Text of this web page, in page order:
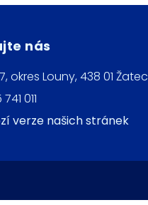
nás
okres Louny, 438 01 Žatec
011
verze našich stránek